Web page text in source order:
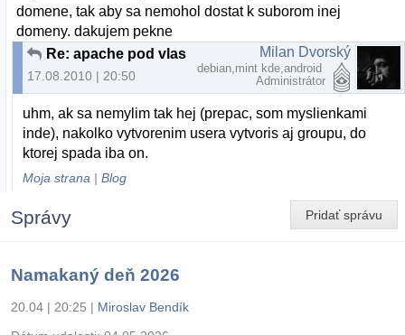
domene, tak aby sa nemohol dostat k suborom inej
domeny. dakujem pekne
17.08.2010 | 20:50
Milan Dvorský
debian,mint kde,android
Administrátor
uhm, ak sa nemylim tak hej (prepac, som myslienkami
inde), nakolko vytvorenim usera vytvoris aj groupu, do
ktorej spada iba on.
Moja strana |Blog
Pridať správu
Správy
Namakaný deň 2026
20.04 | 20:25 | Miroslav Bendík